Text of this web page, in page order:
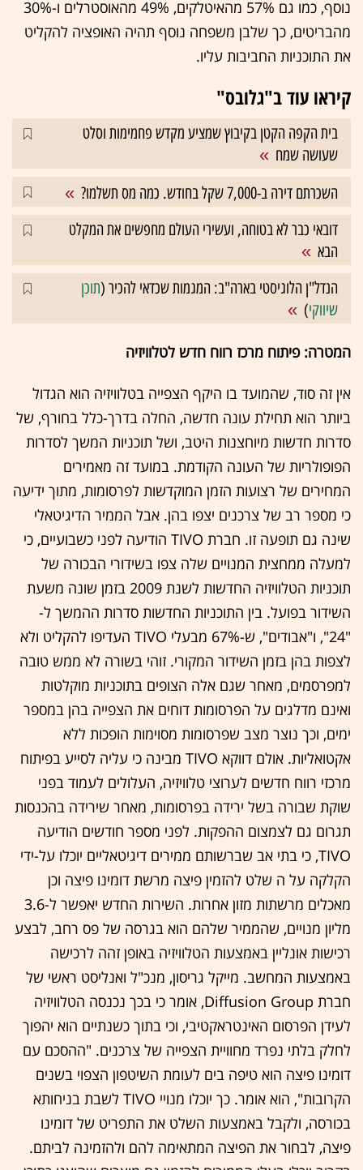
נוסף, כמו גם 57% מהאיטלקים, 49% מהאוסטרלים ו-30%
מהבריטים, כך שלבן משפחה נוסף תהיה האופציה להקליט
את התוכניות החביבות עליו.
קיראו עוד ב"גלובס"
בית הקפה הקטן בקיבוץ שמציע מקדש פחמימות וסלט
שעושה שמח
השכרתם דירה ב-7,000 שקל בחודש. כמה מס תשלמו?
דובאי כבר לא בטוחה, ועשירי העולם מחפשים את המקלט
הבא
הנדל"ן הלוגיסטי בארה"ב: המגמות שכדאי להכיר (תוכן
שיווקי)
המטרה: פיתוח מרכז רווח חדש לטלוויזיה
אין זה סוד, שהמועד בו היקף הצפייה בטלוויזיה הוא הגדול
ביותר הוא תחילת עונה חדשה, החלה בדרך-כלל בחורף, של
סדרות חדשות מיוחצנות היטב, ושל תוכניות המשך לסדרות
הפופולריות של העונה הקודמת. במועד זה מאמירים
המחירים של רצועות הזמן המוקדשות לפרסומות, מתוך ידיעה
כי מספר רב של צרכנים יצפו בהן. אבל הממיר הדיגיטאלי
שינה גם תופעה זו. חברת TIVO הודיעה לפני כשבועיים, כי
למעלה ממחצית המנויים שלה צפו בשידורי הבכורה של
תוכניות הטלוויזיה החדשות לשנת 2009 בזמן שונה משעת
השידור בפועל. בין התוכניות החדשות סדרות ההמשך ל-
"24", ו"אבודים", ש-67% מבעלי TIVO העדיפו להקליט ולא
לצפות בהן בזמן השידור המקורי. זוהי בשורה לא ממש טובה
למפרסמים, מאחר שגם אלה הצופים בתוכניות מוקלטות
ואינם מדלגים על הפרסומות דוחים את הצפייה בהן במספר
ימים, וכך נוצר מצב שפרסומות מסוימות הופכות ללא
אקטואליות. אולם דווקא TIVO מבינה כי עליה לסייע בפיתוח
מרכזי רווח חדשים לערוצי טלוויזיה, העלולים לעמוד בפני
שוקת שבורה בשל ירידה בפרסומות, מאחר שירידה בהכנסות
תגרום גם לצמצום ההפקות. לפני מספר חודשים הודיעה
TIVO, כי בתי אב שברשותם ממירים דיגיטאליים יוכלו על-ידי
הקלקה על ה שלט להזמין פיצה מרשת דומינו פיצה וכן
מאכלים מרשתות מזון אחרות. השירות החדש יאפשר ל-3.6
מליון מנויים, שהממיר שלהם הוא בגרסה של פס רחב, לבצע
רכישות אונליין באמצעות הטלוויזיה באופן זהה לרכישה
באמצעות המחשב. מייקל גריסון, מנכ"ל ואנליסט ראשי של
חברת Diffusion Group, אומר כי בכך נכנסה הטלוויזיה
לעידן הפרסום האינטראקטיבי, וכי בתוך כשנתיים הוא יהפוך
לחלק בלתי נפרד מחוויית הצפייה של צרכנים. "ההסכם עם
דומינו פיצה הוא טיפה בים לעומת השיטפון הצפוי בשנים
הקרובות", הוא אומר. כך יוכלו מנויי TIVO לשבת בניחותא
בכורסה, ולקבל באמצעות השלט את התפריט של דומינו
פיצה, לבחור את הפיצה המתאימה להם ולהזמינה לביתם.